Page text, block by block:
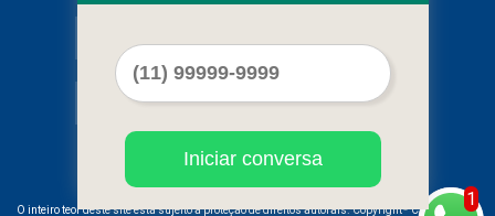
Mapa do site
O inteiro teor deste site está sujeito à proteção de direitos autorais. Copyright COMERCIAL
1
Iniciar conversa